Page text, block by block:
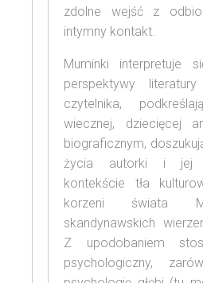
zdolne wejść z
intymny kontakt.
Muminki interpretuje
perspektywy
czytelnika,
wiecznej, dziecięcej
biograficznym,
życia autorki i jej
kontekście tła
korzeni świata
skandynawskich
Z upodobaniem
psychologiczny,